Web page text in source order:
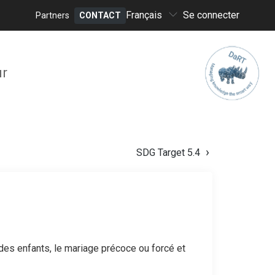
Header
Partners CONTACT
Select
Français Se connecter
SDG Target 5.4
enfants, le mariage précoce ou forcé et